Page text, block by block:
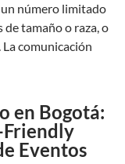
número limitado
tamaño o raza, o
comunicación
en Bogotá:
Eventos